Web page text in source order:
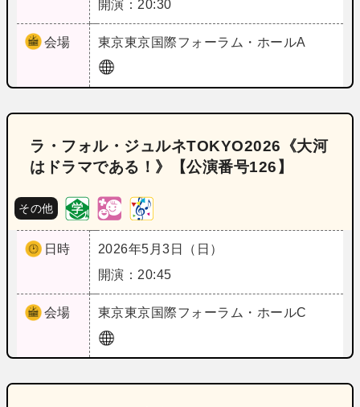
開演：20:30
会場 東京東京国際フォーラム・ホールA
ラ・フォル・ジュルネTOKYO2026《大河
はドラマである！》【公演番号126】
その他
日時
2026年5月3日（日）
開演：20:45
会場 東京東京国際フォーラム・ホールC